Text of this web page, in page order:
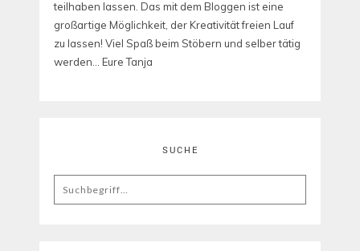
teilhaben lassen. Das mit dem Bloggen ist eine
großartige Möglichkeit, der Kreativität freien Lauf
zu lassen! Viel Spaß beim Stöbern und selber tätig
werden... Eure Tanja
SUCHE
Search
for: